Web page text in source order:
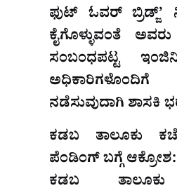
ಫುಟ್ ಓವರ್ ಬ್ರಿಡ್ಜ್’
ಕೈಗೊಳ್ಳುವಂತೆ
ಸಂಬಂಧಪಟ್ಟ
ನಡೆಸುವುದಾಗಿ ಶಾಸಕಿ
ಕಡಬ ತಾಲೂಕು
ಪೆಂಡಿಂಗ್ ಬಗ್ಗೆ ಆಕ್ರೋಶ:
ಕಡಬ ತಾಲೂಕು